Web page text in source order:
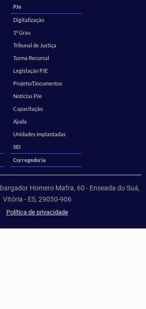
PJe
Digitalização
1º Grau
Tribunal de Justiça
Turma Recursal
Legislação PJE
Projeto/Documentos
Notícias PJe
Capacitação
Ajuda
Unidades Implantadas
SEI
Corregedoria
Homero Mafra, 60 - Enseada do Suá,
Vitória - ES, 29050-906
Política de privacidade